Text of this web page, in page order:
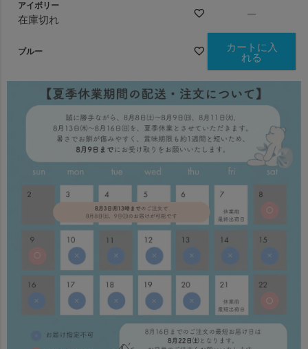
アイボリー
在庫切れ
—
ブルー
カートに入
れる